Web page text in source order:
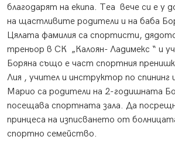
благодарят на екипа. Теа вече си е у
на щастливите родители и на баба
Цялата фамилия са спортисти,
треньор в СК „Калоян- Ладимекс “ и
Боряна също е част спортния
Лия , учител и инструктор по спининг
Марио са родители на 2-годишната
посещава спортната зала. Да
принцеса на изписването от
спортно семейство.